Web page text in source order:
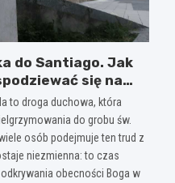
do Santiago. Jak
się na
to droga duchowa, która
do grobu św.
osób podejmuje ten trud z
niezmienna: to czas
obecności Boga w